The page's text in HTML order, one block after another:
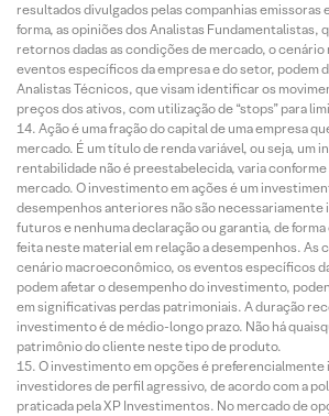
resultados divulgados pelas companhias emissoras
forma, as opiniões dos Analistas Fundamentalistas,
retornos dadas as condições de mercado, o
eventos específicos da empresa e do setor, podem
Analistas Técnicos, que visam identificar os
preços dos ativos, com utilização de “stops” para
Ação é uma fração do capital de uma empresa
mercado. É um título de renda variável, ou seja, um
rentabilidade não é preestabelecida, varia
mercado. O investimento em ações é um
desempenhos anteriores não são
futuros e nenhuma declaração ou garantia, de
feita neste material em relação a desempenhos. As
cenário macroeconômico, os eventos específicos
podem afetar o desempenho do investimento,
em significativas perdas patrimoniais. A duração
investimento é de médio-longo prazo. Não há
patrimônio do cliente neste tipo de produto.
O investimento em opções é preferencialmente
investidores de perfil agressivo, de acordo com a
praticada pela XP Investimentos. No mercado de